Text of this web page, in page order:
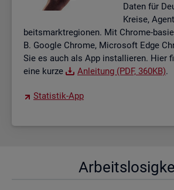
Daten für
Krei­se,
beits­markt­re­gio­nen. Mit Chro­me-
B. Goog­le Chro­me, Mi­cro­soft Edge
Sie es auch als App in­stal­lie­ren. Hier
eine kurze
An­lei­tung (PDF, 360KB).
Sta­tis­tik-App